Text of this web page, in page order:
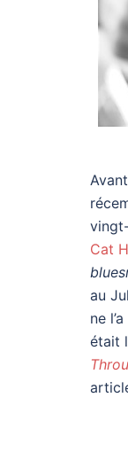
Cat
au
ne
était